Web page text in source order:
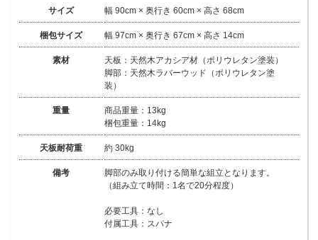
サイズ 幅 90cm × 奥行き 60cm × 高さ 68cm
梱包サイズ 幅 97cm × 奥行き 67cm × 高さ 14cm
素材
天板：天然木アカシア材（ポリウレタン塗装）
脚部：天然木ラバーウッド（ポリウレタン塗
装）
重量
商品重量：13kg
梱包重量：14kg
天板耐荷重 約 30kg
備考
脚部のみ取り付ける簡単な組立となります。
（組み立て時間：1名で20分程度）
必要工具：なし
付属工具：スパナ